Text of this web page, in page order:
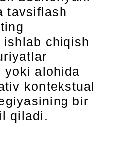
tavsiflash
chiqish
yoki alohida
kontekstual
bir
qiladi.